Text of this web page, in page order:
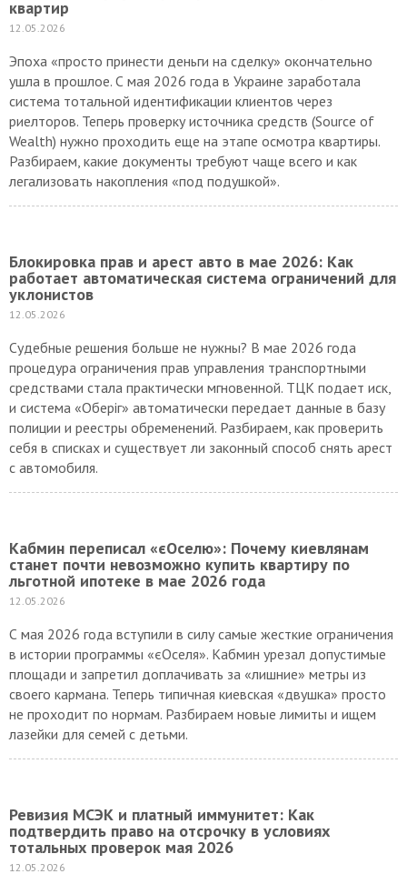
квартир
12.05.2026
Эпоха «просто принести деньги на сделку» окончательно
ушла в прошлое. С мая 2026 года в Украине заработала
система тотальной идентификации клиентов через
риелторов. Теперь проверку источника средств (Source of
Wealth) нужно проходить еще на этапе осмотра квартиры.
Разбираем, какие документы требуют чаще всего и как
легализовать накопления «под подушкой».
Блокировка прав и арест авто в мае 2026: Как
работает автоматическая система ограничений для
уклонистов
12.05.2026
Судебные решения больше не нужны? В мае 2026 года
процедура ограничения прав управления транспортными
средствами стала практически мгновенной. ТЦК подает иск,
и система «Оберіг» автоматически передает данные в базу
полиции и реестры обременений. Разбираем, как проверить
себя в списках и существует ли законный способ снять арест
с автомобиля.
Кабмин переписал «єОселю»: Почему киевлянам
станет почти невозможно купить квартиру по
льготной ипотеке в мае 2026 года
12.05.2026
С мая 2026 года вступили в силу самые жесткие ограничения
в истории программы «єОселя». Кабмин урезал допустимые
площади и запретил доплачивать за «лишние» метры из
своего кармана. Теперь типичная киевская «двушка» просто
не проходит по нормам. Разбираем новые лимиты и ищем
лазейки для семей с детьми.
Ревизия МСЭК и платный иммунитет: Как
подтвердить право на отсрочку в условиях
тотальных проверок мая 2026
12.05.2026